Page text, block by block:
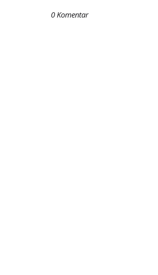
0 Komentar